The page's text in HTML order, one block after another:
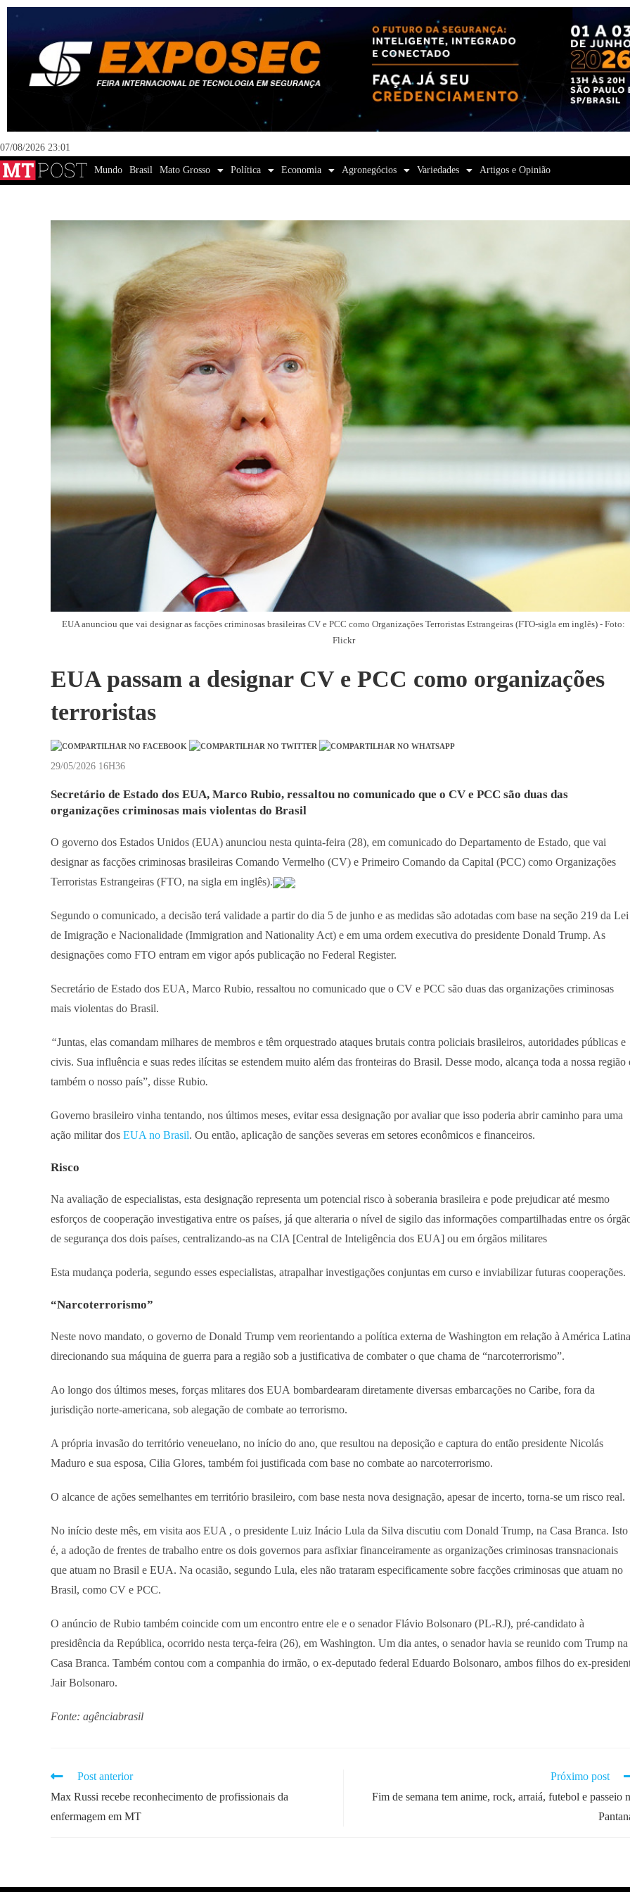
07/08/2026 23:01
Mundo Brasil Mato Grosso Política Economia Agronegócios Variedades Artigos e Opinião
EUA anunciou que vai designar as facções criminosas brasileiras CV e PCC como Organizações Terroristas Estrangeiras (FTO-sigla em inglês) - Foto:
Flickr
EUA passam a designar CV e PCC como organizações
terroristas
29/05/2026 16H36
Secretário de Estado dos EUA, Marco Rubio, ressaltou no comunicado que o CV e PCC são duas das
organizações criminosas mais violentas do Brasil
O governo dos Estados Unidos (EUA) anunciou nesta quinta-feira (28), em comunicado do Departamento de Estado, que vai
designar as facções criminosas brasileiras Comando Vermelho (CV) e Primeiro Comando da Capital (PCC) como Organizações
Terroristas Estrangeiras (FTO, na sigla em inglês).
Segundo o comunicado, a decisão terá validade a partir do dia 5 de junho e as medidas são adotadas com base na seção 219 da Lei
de Imigração e Nacionalidade (Immigration and Nationality Act) e em uma ordem executiva do presidente Donald Trump. As
designações como FTO entram em vigor após publicação no Federal Register.
Secretário de Estado dos EUA, Marco Rubio, ressaltou no comunicado que o CV e PCC são duas das organizações criminosas
mais violentas do Brasil.
“Juntas, elas comandam milhares de membros e têm orquestrado ataques brutais contra policiais brasileiros, autoridades públicas e
civis. Sua influência e suas redes ilícitas se estendem muito além das fronteiras do Brasil. Desse modo, alcança toda a nossa região
também o nosso país”, disse Rubio.
Governo brasileiro vinha tentando, nos últimos meses, evitar essa designação por avaliar que isso poderia abrir caminho para uma
ação militar dos EUA no Brasil. Ou então, aplicação de sanções severas em setores econômicos e financeiros.
Risco
Na avaliação de especialistas, esta designação representa um potencial risco à soberania brasileira e pode prejudicar até mesmo
esforços de cooperação investigativa entre os países, já que alteraria o nível de sigilo das informações compartilhadas entre os
de segurança dos dois países, centralizando-as na CIA [Central de Inteligência dos EUA] ou em órgãos militares
Esta mudança poderia, segundo esses especialistas, atrapalhar investigações conjuntas em curso e inviabilizar futuras cooperações.
“Narcoterrorismo”
Neste novo mandato, o governo de Donald Trump vem reorientando a política externa de Washington em relação à América
direcionando sua máquina de guerra para a região sob a justificativa de combater o que chama de “narcoterrorismo”.
Ao longo dos últimos meses, forças mlitares dos EUA bombardearam diretamente diversas embarcações no Caribe, fora da
jurisdição norte-americana, sob alegação de combate ao terrorismo.
A própria invasão do território veneuelano, no início do ano, que resultou na deposição e captura do então presidente Nicolás
Maduro e sua esposa, Cilia Glores, também foi justificada com base no combate ao narcoterrorismo.
O alcance de ações semelhantes em território brasileiro, com base nesta nova designação, apesar de incerto, torna-se um risco real.
No início deste mês, em visita aos EUA , o presidente Luiz Inácio Lula da Silva discutiu com Donald Trump, na Casa Branca. Isto
é, a adoção de frentes de trabalho entre os dois governos para asfixiar financeiramente as organizações criminosas transnacionais
que atuam no Brasil e EUA. Na ocasião, segundo Lula, eles não trataram especificamente sobre facções criminosas que atuam no
Brasil, como CV e PCC.
O anúncio de Rubio também coincide com um encontro entre ele e o senador Flávio Bolsonaro (PL-RJ), pré-candidato à
presidência da República, ocorrido nesta terça-feira (26), em Washington. Um dia antes, o senador havia se reunido com Trump na
Casa Branca. Também contou com a companhia do irmão, o ex-deputado federal Eduardo Bolsonaro, ambos filhos do ex-
Jair Bolsonaro.
Fonte: agênciabrasil
Post anterior
Max Russi recebe reconhecimento de profissionais da
enfermagem em MT
Próximo post
Fim de semana tem anime, rock, arraiá, futebol e passeio